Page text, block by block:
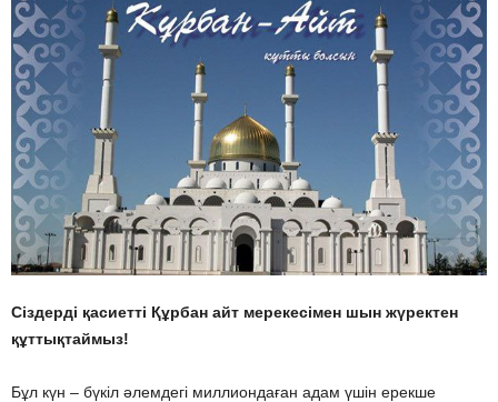
Сіздерді қасиетті Құрбан айт мерекесімен шын жүректен
құттықтаймыз!
Бұл күн – бүкіл әлемдегі миллиондаған адам үшін ерекше